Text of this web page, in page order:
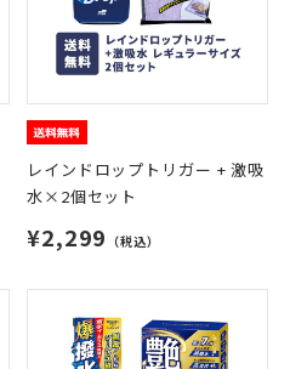
レインドロップトリガー + 激吸
水×2個セット
¥2,299 （税込）